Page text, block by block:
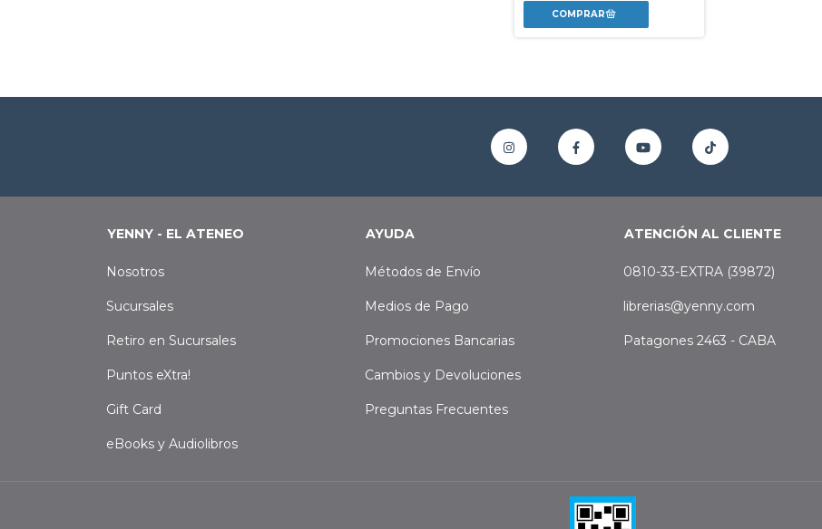
YENNY - EL ATENEO
Nosotros
Sucursales
Retiro en Sucursales
Puntos eXtra!
Gift Card
eBooks y Audiolibros
AYUDA
Métodos de Envío
Medios de Pago
Promociones Bancarias
Cambios y Devoluciones
Preguntas Frecuentes
ATENCIÓN AL CLIENTE
0810-33-EXTRA (39872)
librerias@yenny.com
Patagones 2463 - CABA